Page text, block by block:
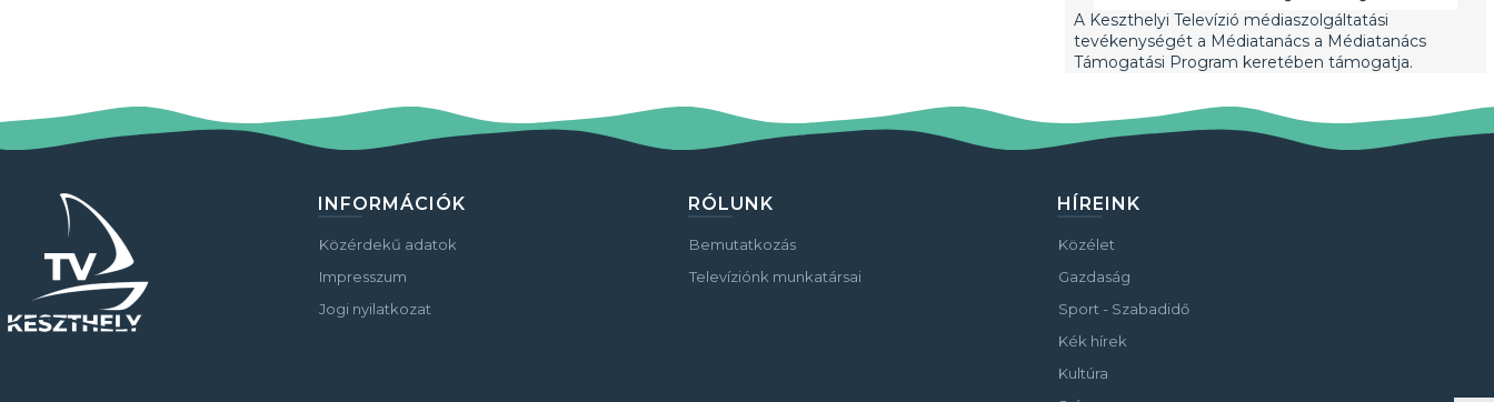
A Keszthelyi Televízió médiaszolgáltatási
tevékenységét a Médiatanács a Médiatanács
Támogatási Program keretében támogatja.
INFORMÁCIÓK
Közérdekű adatok
Impresszum
Jogi nyilatkozat
RÓLUNK
Bemutatkozás
Televíziónk munkatársai
HÍREINK
Közélet
Gazdaság
Sport - Szabadidő
Kék hírek
Kultúra